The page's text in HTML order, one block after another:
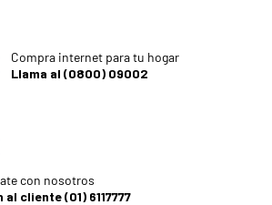
Compra internet para tu hogar
Llama al (0800) 09002
con nosotros
cliente (01) 6117777